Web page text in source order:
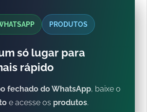
PRODUTOS
só lugar para
rápido
fechado do WhatsApp, baixe o
e acesse os produtos.